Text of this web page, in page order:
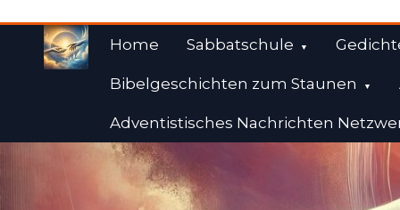
springen
Home Sabbatschule
Bibelgeschichten zum Staunen
Adventistisches Nachrichten
Weisheiten der
Himmelwärts